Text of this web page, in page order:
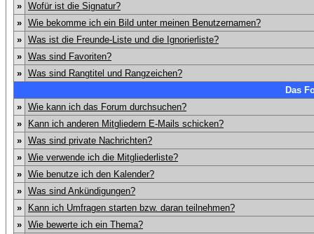
» Wofür ist die Signatur?
» Wie bekomme ich ein Bild unter meinen Benutzernamen?
» Was ist die Freunde-Liste und die Ignorierliste?
» Was sind Favoriten?
» Was sind Rangtitel und Rangzeichen?
Das
» Wie kann ich das Forum durchsuchen?
»
Kann ich anderen Mitgliedern E-Mails schicken?
» Was sind private Nachrichten?
» Wie verwende ich die Mitgliederliste?
» Wie benutze ich den Kalender?
» Was sind Ankündigungen?
»
Kann ich Umfragen starten bzw. daran teilnehmen?
» Wie bewerte ich ein Thema?